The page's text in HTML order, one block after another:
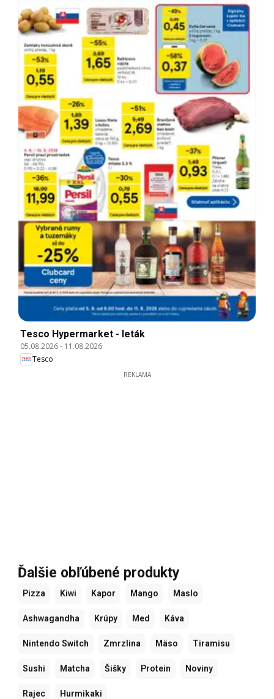
Tesco Hypermarket - leták
05.08.2026- 11.08.2026
Tesco
REKLAMA
Ďalšie obľúbené produkty
Pizza Kiwi Kapor Mango Maslo
Ashwagandha Krúpy Med Káva
Nintendo Switch Zmrzlina Mäso Tiramisu
Sushi Matcha Šišky Protein Noviny
Rajec Hurmikaki